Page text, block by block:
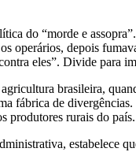
do “morde e
operários, depois
eles”. Divide para
brasileira,
fábrica de
produtores rurais do país.
estabelece